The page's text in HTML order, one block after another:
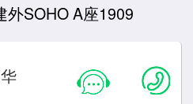
SOHO A座1909